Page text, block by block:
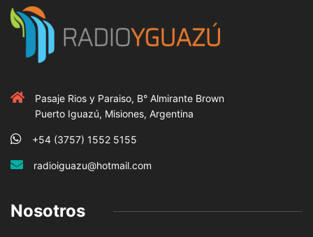
Pasaje Rios y Paraiso, B° Almirante Brown
Puerto Iguazú, Misiones, Argentina
+54 (3757) 1552 5155
radioiguazu@hotmail.com
Nosotros